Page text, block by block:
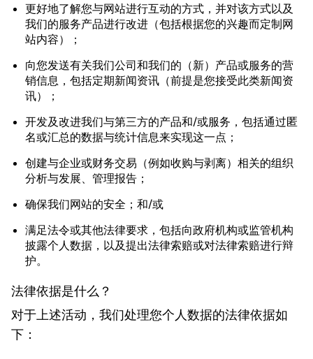
更好地了解您与网站进行互动的方式，并对该方式以及
我们的服务产品进行改进（包括根据您的兴趣而定制网
站内容）；
向您发送有关我们公司和我们的（新）产品或服务的营
销信息，包括定期新闻资讯（前提是您接受此类新闻资
讯）；
开发及改进我们与第三方的产品和/或服务，包括通过匿
名或汇总的数据与统计信息来实现这一点；
创建与企业或财务交易（例如收购与剥离）相关的组织
分析与发展、管理报告；
确保我们网站的安全；和/或
满足法令或其他法律要求，包括向政府机构或监管机构
披露个人数据，以及提出法律索赔或对法律索赔进行辩
护。
法律依据是什么？
对于上述活动，我们处理您个人数据的法律依据如
下：